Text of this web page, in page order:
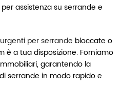
per assistenza su serrande e
per serrande bloccate o
è a tua disposizione. Forniamo
garantendo la
serrande in modo rapido e